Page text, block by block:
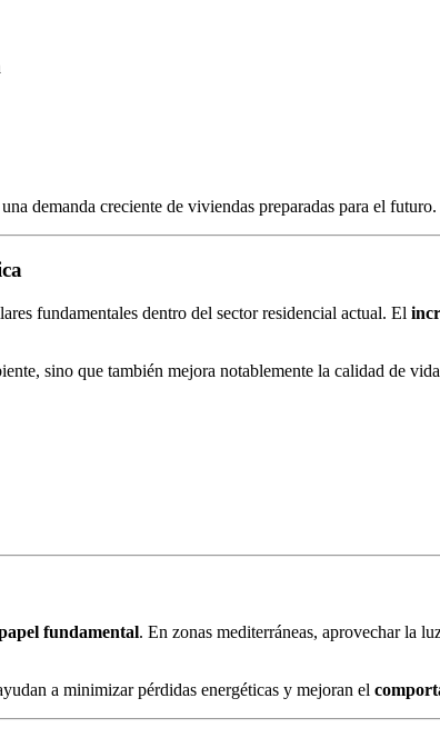
demanda creciente de viviendas preparadas para el futuro.
fundamentales dentro del sector residencial actual. El
sino que también mejora notablemente la calidad de
fundamental. En zonas mediterráneas, aprovechar la
a minimizar pérdidas energéticas y mejoran el